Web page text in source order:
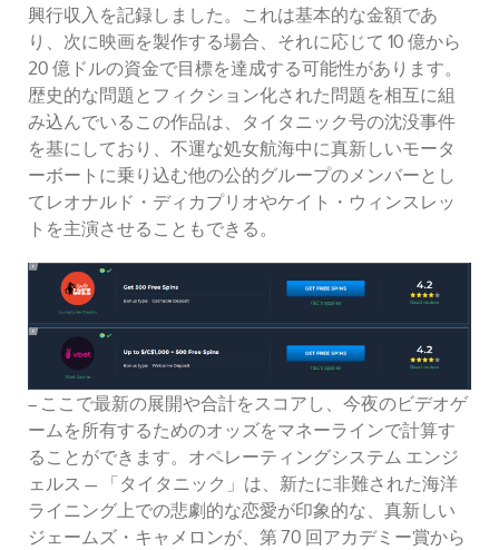
興行収入を記録しました。これは基本的な金額であ
り、次に映画を製作する場合、それに応じて 10 億から
20 億ドルの資金で目標を達成する可能性があります。
歴史的な問題とフィクション化された問題を相互に組
み込んでいるこの作品は、タイタニック号の沈没事件
を基にしており、不運な処女航海中に真新しいモータ
ーボートに乗り込む他の公的グループのメンバーとし
てレオナルド・ディカプリオやケイト・ウィンスレッ
トを主演させることもできる。
– ここで最新の展開や合計をスコアし、今夜のビデオゲ
ームを所有するためのオッズをマネーラインで計算す
ることができます。オペレーティングシステム エンジ
ェルス — 「タイタニック」は、新たに非難された海洋
ライニング上での悲劇的な恋愛が印象的な、真新しい
ジェームズ・キャメロンが、第 70 回アカデミー賞から